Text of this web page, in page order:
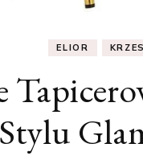
ELIOR